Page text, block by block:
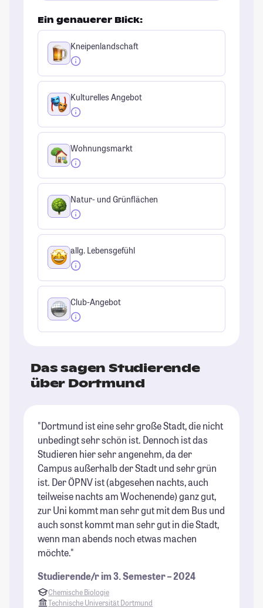
Ein genauerer Blick:
Kneipenlandschaft
Kulturelles Angebot
Wohnungsmarkt
Natur- und Grünflächen
allg. Lebensgefühl
Club-Angebot
Das sagen Studierende
über Dortmund
"Dortmund ist eine sehr große Stadt, die nicht
unbedingt sehr schön ist. Dennoch ist das
Studieren hier sehr angenehm, da der
Campus außerhalb der Stadt und sehr grün
ist. Der ÖPNV ist (abgesehen nachts, auch
teilweise nachts am Wochenende) ganz gut,
zur Uni kommt man sehr gut mit dem Bus und
auch sonst kommt man sehr gut in die Stadt,
wenn man abends noch etwas machen
möchte."
Studierende/r im 3. Semester – 2024
Chemische Biologie
Technische Universität Dortmund